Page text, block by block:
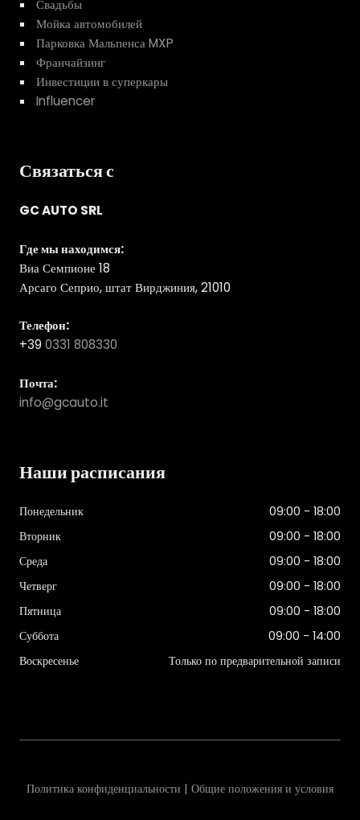
Свадьбы
Мойка автомобилей
Парковка Мальпенса MXP
Франчайзинг
Инвестиции в суперкары
Influencer
Связаться с
GC AUTO SRL
Где мы находимся:
Виа Семпионе 18
Арсаго Сеприо, штат Вирджиния, 21010
Телефон:
+39 0331 808330
Почта:
info@gcauto.it
Наши расписания
Понедельник
09:00 - 18:00
Вторник
09:00 - 18:00
Среда
09:00 - 18:00
Четверг
09:00 - 18:00
Пятница
09:00 - 18:00
Суббота
09:00 - 14:00
Воскресенье
Только по предварительной записи
Политика конфиденциальности | Общие положения и условия